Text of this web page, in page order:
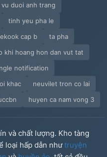
duoi anh trang
tinh yeu pha le
cap b
ta pha
khi hoang hon dan vut tat
notification
khac
neuvilet tron co lai
huyen ca nam vong 3
và chất lượng. Kho tàng
loại hấp dẫn nhưtruyện